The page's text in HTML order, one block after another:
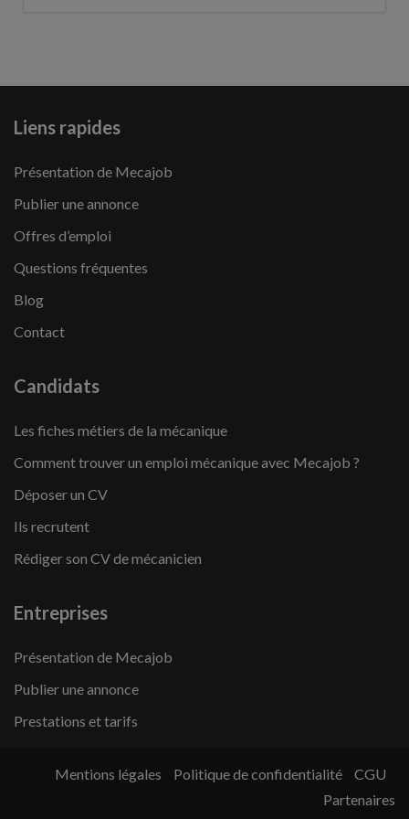
Liens rapides
Présentation de Mecajob
Publier une annonce
Offres d’emploi
Questions fréquentes
Blog
Contact
Candidats
Les fiches métiers de la mécanique
Comment trouver un emploi mécanique avec Mecajob ?
Déposer un CV
Ils recrutent
Rédiger son CV de mécanicien
Entreprises
Présentation de Mecajob
Publier une annonce
Prestations et tarifs
Mentions légales Politique de confidentialité
CGU
Partenaires